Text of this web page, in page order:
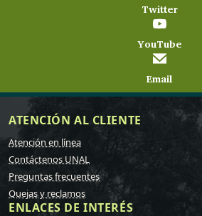
Twitter
YouTube
Email
ATENCIÓN AL CLIENTE
Atención en línea
Contáctenos UNAL
Preguntas frecuentes
Quejas y reclamos
ENLACES DE INTERÉS